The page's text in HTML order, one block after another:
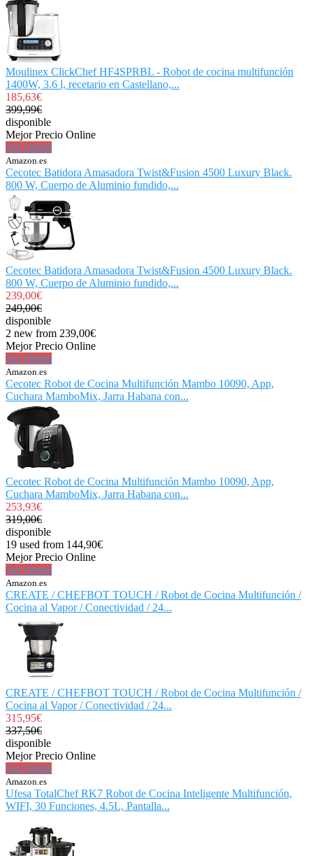
Moulinex ClickChef HF4SPRBL - Robot de cocina multifunción
1400W, 3.6 l, recetario en Castellano,...
185,63€
399,99€
disponible
Mejor Precio Online
Ver Oferta
Amazon.es
Cecotec Batidora Amasadora Twist&Fusion 4500 Luxury Black.
800 W, Cuerpo de Aluminio fundido,...
Cecotec Batidora Amasadora Twist&Fusion 4500 Luxury Black.
800 W, Cuerpo de Aluminio fundido,...
239,00€
249,00€
disponible
2 new from 239,00€
Mejor Precio Online
Ver Oferta
Amazon.es
Cecotec Robot de Cocina Multifunción Mambo 10090, App,
Cuchara MamboMix, Jarra Habana con...
Cecotec Robot de Cocina Multifunción Mambo 10090, App,
Cuchara MamboMix, Jarra Habana con...
253,93€
319,00€
disponible
19 used from 144,90€
Mejor Precio Online
Ver Oferta
Amazon.es
CREATE / CHEFBOT TOUCH / Robot de Cocina Multifunción /
Cocina al Vapor / Conectividad / 24...
CREATE / CHEFBOT TOUCH / Robot de Cocina Multifunción /
Cocina al Vapor / Conectividad / 24...
315,95€
337,50€
disponible
Mejor Precio Online
Ver Oferta
Amazon.es
Ufesa TotalChef RK7 Robot de Cocina Inteligente Multifunción,
WIFI, 30 Funciones, 4.5L, Pantalla...